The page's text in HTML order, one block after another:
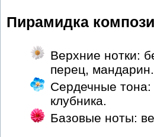
Пирамидка
Верхние нотки:
перец, мандарин.
Сердечные
клубника.
Базовые ноты: